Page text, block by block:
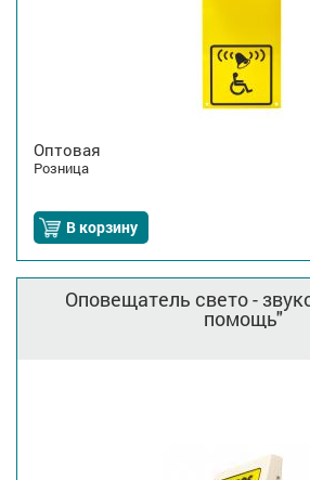
Оптовая
Розница
В корзину
Оповещатель свето -
помощь"